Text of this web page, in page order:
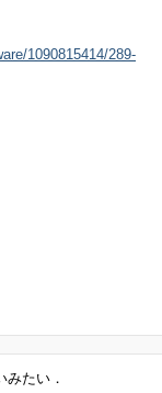
1090815414/289-
たい．